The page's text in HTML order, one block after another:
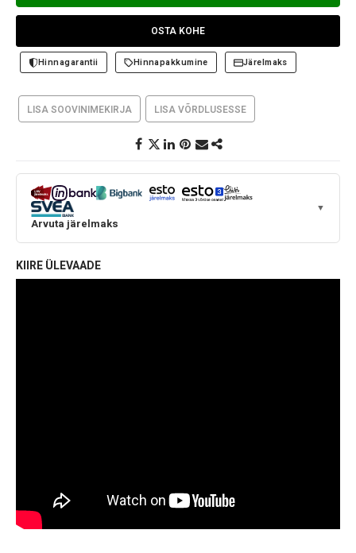
OSTA KOHE
Hinnagarantii Hinnapakkumine Järelmaks
LISA SOOVINIMEKIRJA LISA VÕRDLUSESSE
Arvuta järelmaks
▼
KIIRE ÜLEVAADE